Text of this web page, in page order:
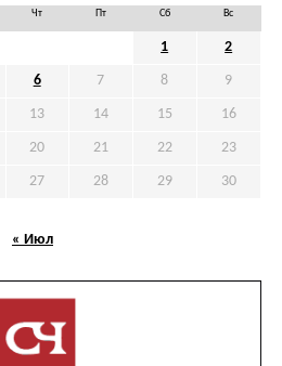
Чт Пт Сб Вс
1 2
6 7 8 9
13 14 15 16
20 21 22 23
27 28 29 30
« Июл